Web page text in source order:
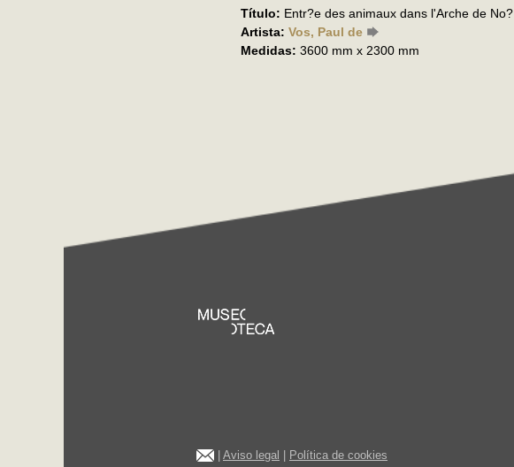
Título: Entr?e des animaux dans l'Arche de No?
Artista: Vos, Paul de
Medidas: 3600 mm x 2300 mm
Aviso legal Política de cookies